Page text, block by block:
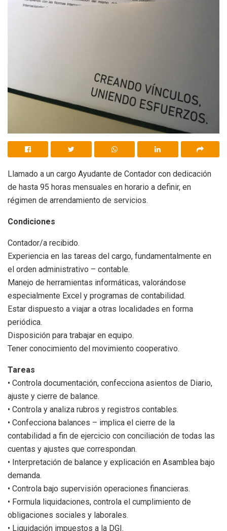
Llamado a un cargo Ayudante de Contador con dedicación
de hasta 95 horas mensuales en horario a definir, en
régimen de arrendamiento de servicios.
Condiciones
Contador/a recibido.
Experiencia en las tareas del cargo, fundamentalmente en
el orden administrativo – contable.
Manejo de herramientas informáticas, valorándose
especialmente Excel y programas de contabilidad.
Estar dispuesto a viajar a otras localidades en forma
periódica.
Disposición para trabajar en equipo.
Tener conocimiento del movimiento cooperativo.
Tareas
• Controla documentación, confecciona asientos de Diario,
ajuste y cierre de balance.
• Controla y analiza rubros y registros contables.
• Confecciona balances – implica el cierre de la
contabilidad a fin de ejercicio con conciliación de todas las
cuentas y ajustes que correspondan.
• Interpretación de balance y explicación en Asamblea bajo
demanda.
• Controla bajo supervisión operaciones financieras.
• Formula liquidaciones, controla el cumplimiento de
obligaciones sociales y laborales.
• Liquidación impuestos a la DGI.